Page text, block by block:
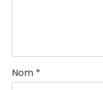
Nom *